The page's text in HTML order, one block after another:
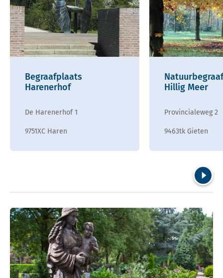
Begraafplaats
Harenerhof
De Harenerhof 1
9751XC Haren
Hillig Meer
Provincialeweg 2
9463tk Gieten